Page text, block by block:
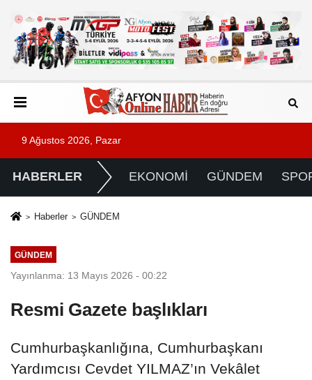
9 Ağustos 2026, Pazar
HABERLER EKONOMİ GÜNDEM
Haberler GÜNDEM
GÜNDEM
Yayınlanma: 13 Mayıs 2026 - 00:22
Resmi Gazete başlıkları
Cumhurbaşkanlığına, Cumhurbaşkanı
Yardımcısı Cevdet YILMAZ’ın Vekâlet